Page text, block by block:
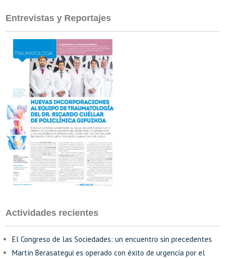
Entrevistas y Reportajes
Actividades recientes
El Congreso de las Sociedades: un encuentro sin precedentes
Martín Berasategui es operado con éxito de urgencia por el